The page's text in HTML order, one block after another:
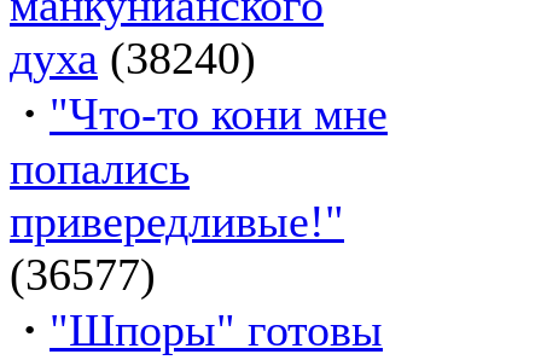
духа (38240)
· "Что-то кони мне
попались
привередливые!"
(36577)
· "Шпоры" готовы